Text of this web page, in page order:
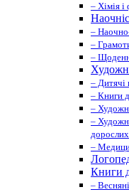
– Хімія і
–
–
–
– Дитячі
– Книги
–
–
дорослих
–
Книги
–